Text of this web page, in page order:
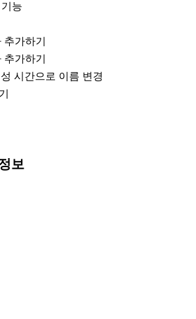
능
가하기
가하기
시간으로 이름 변경
보